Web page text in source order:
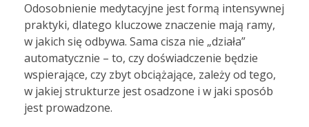
Odosobnienie medytacyjne jest formą intensywnej
praktyki, dlatego kluczowe znaczenie mają ramy,
w jakich się odbywa. Sama cisza nie „działa”
automatycznie – to, czy doświadczenie będzie
wspierające, czy zbyt obciążające, zależy od tego,
w jakiej strukturze jest osadzone i w jaki sposób
jest prowadzone.